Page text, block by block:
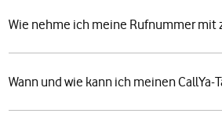
Wie nehme ich meine Rufnummer mit
Wann und wie kann ich meinen CallYa-